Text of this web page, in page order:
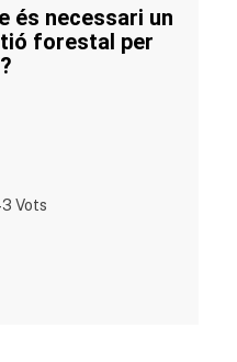
és necessari un
forestal per
Vots